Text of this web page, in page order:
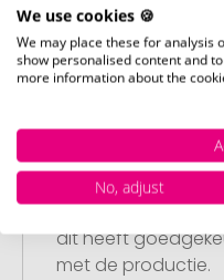
geen geschikt
hebben, dan kunt
Stap 3:
Artikelvoorbeeld
U ontvangt van
drukvoorbeeld
dit heeft
met de productie.
We use cookies 🍪
We may place these for analysis
show personalised content and
more information about the
No, adjust